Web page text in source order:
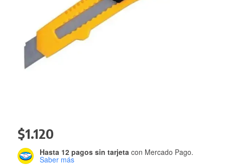
$1.120
Hasta 12 pagos sin tarjeta con Mercado Pago.
Saber más